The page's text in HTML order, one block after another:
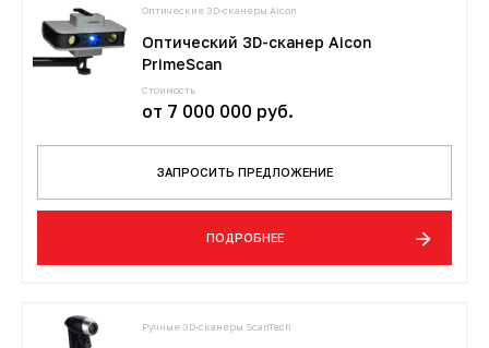
Оптические 3D-сканеры Aicon
Оптический 3D-сканер Aicon
PrimeScan
Стоимость
от 7 000 000 руб.
ЗАПРОСИТЬ ПРЕДЛОЖЕНИЕ
ПОДРОБНЕЕ
Ручные 3D-сканеры ScanTech
3D-сканеры для трекеров
3D-сканеры для измерительных
ПО ESI Additive Manufacturing
ПО Volume Graphics